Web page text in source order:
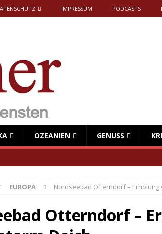
IMPRESSUM PODCASTS
OZEANIEN GENUSS
EUROPA Nordseebad Otterndorf – Erholung
Otterndorf –